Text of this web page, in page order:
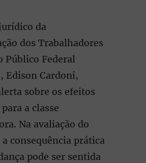
da
dos Trabalhadores
Público Federal
Edison Cardoni,
sobre os efeitos
a classe
Na avaliação do
consequência prática
pode ser sentida